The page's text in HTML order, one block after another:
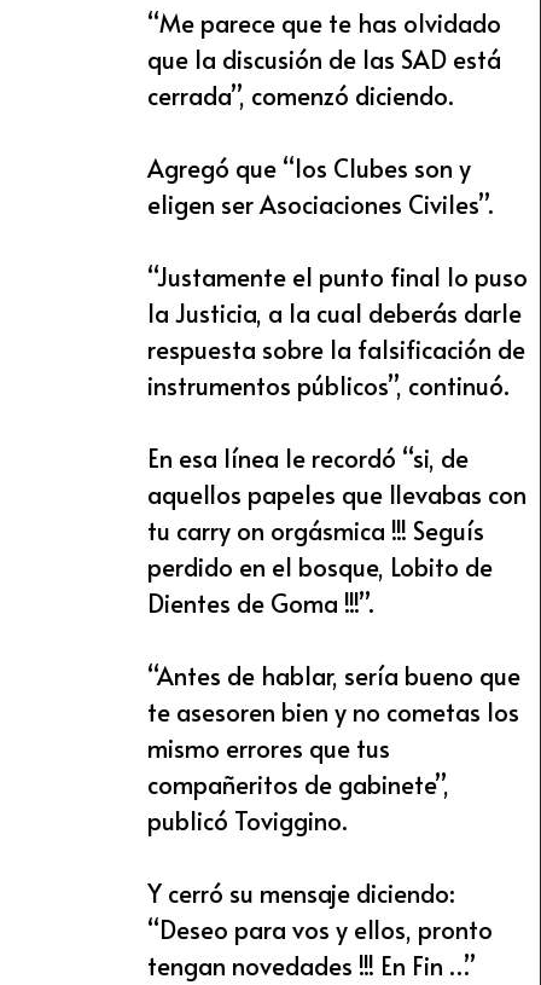
“Me parece que te has olvidado
que la discusión de las SAD está
cerrada”, comenzó diciendo.
Agregó que “los Clubes son y
eligen ser Asociaciones Civiles”.
“Justamente el punto final lo puso
la Justicia, a la cual deberás darle
respuesta sobre la falsificación de
instrumentos públicos”, continuó.
En esa línea le recordó “si, de
aquellos papeles que llevabas con
tu carry on orgásmica !!! Seguís
perdido en el bosque, Lobito de
Dientes de Goma !!!”.
“Antes de hablar, sería bueno que
te asesoren bien y no cometas los
mismo errores que tus
compañeritos de gabinete”,
publicó Toviggino.
Y cerró su mensaje diciendo:
“Deseo para vos y ellos, pronto
tengan novedades !!! En Fin …”